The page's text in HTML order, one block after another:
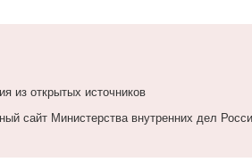
из открытых источников
сайт Министерства внутренних дел